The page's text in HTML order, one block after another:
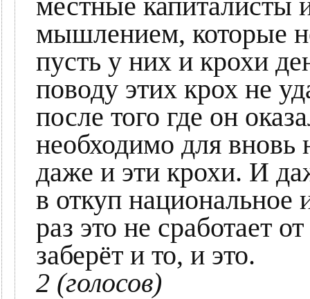
мышлением, которые
пусть у них и крохи
поводу этих крох не
после того где он
необходимо для вновь
даже и эти крохи. И
в откуп национальное
раз это не сработает
заберёт и то, и это.
2 (голосов)